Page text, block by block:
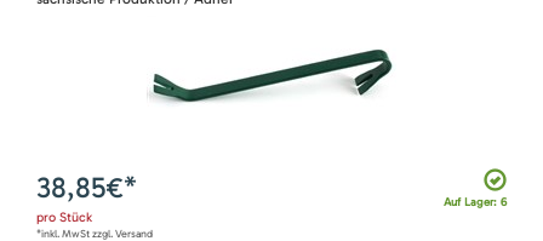
Auf Lager: 6
38,85€*
pro Stück
*inkl. MwSt zzgl. Versand